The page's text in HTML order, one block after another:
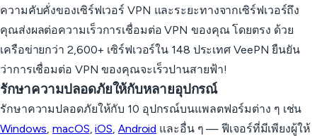
ความคับคั่งของเซิร์ฟเวอร์ VPN และระยะทางจากเซิร์ฟเวอร์ถึง
คุณส่งผลต่อความเร็วการเชื่อมต่อ VPN ของคุณ โดยตรง ด้วย
เครือข่ายกว่า 2,600+ เซิร์ฟเวอร์ใน 148 ประเทศ VeePN ยืนยัน
ว่าการเชื่อมต่อ VPN ของคุณจะเร็วปานสายฟ้า!
รักษาความปลอดภัยให้กับหลายอุปกรณ์
รักษาความปลอดภัยให้กับ 10 อุปกรณ์บนแพลตฟอร์มต่าง ๆ เช่น
Windows,macOS,iOS, Android และอื่น ๆ — ฟีเจอร์ที่มีเพียงผู้ให้